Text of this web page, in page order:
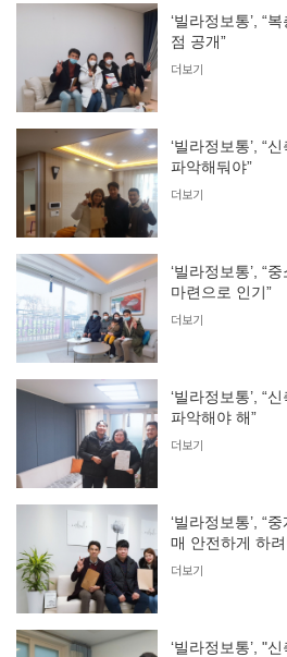
‘빌라정보통’, “
점 공개”
더보기
‘빌라정보통’, “
파악해둬야”
더보기
‘빌라정보통’, “
마련으로 인기”
더보기
‘빌라정보통’, “
파악해야 해”
더보기
‘빌라정보통’, “
매 안전하게 하려
더보기
‘빌라정보통’, "